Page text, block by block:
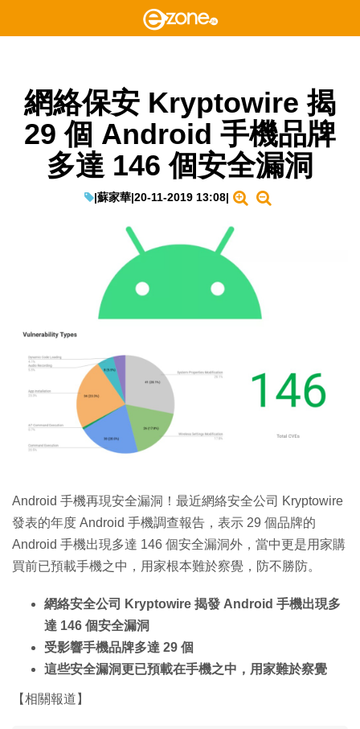
網絡保安 Kryptowire 揭
29 個 Android 手機品牌
多達 146 個安全漏洞
|蘇家華|20-11-2019 13:08|
Android 手機再現安全漏洞！最近網絡安全公司 Kryptowire
發表的年度 Android 手機調查報告，表示 29 個品牌的
Android 手機出現多達 146 個安全漏洞外，當中更是用家購
買前已預載手機之中，用家根本難於察覺，防不勝防。
網絡安全公司 Kryptowire 揭發 Android 手機出現多
達 146 個安全漏洞
受影響手機品牌多達 29 個
這些安全漏洞更已預載在手機之中，用家難於察覺
【相關報道】